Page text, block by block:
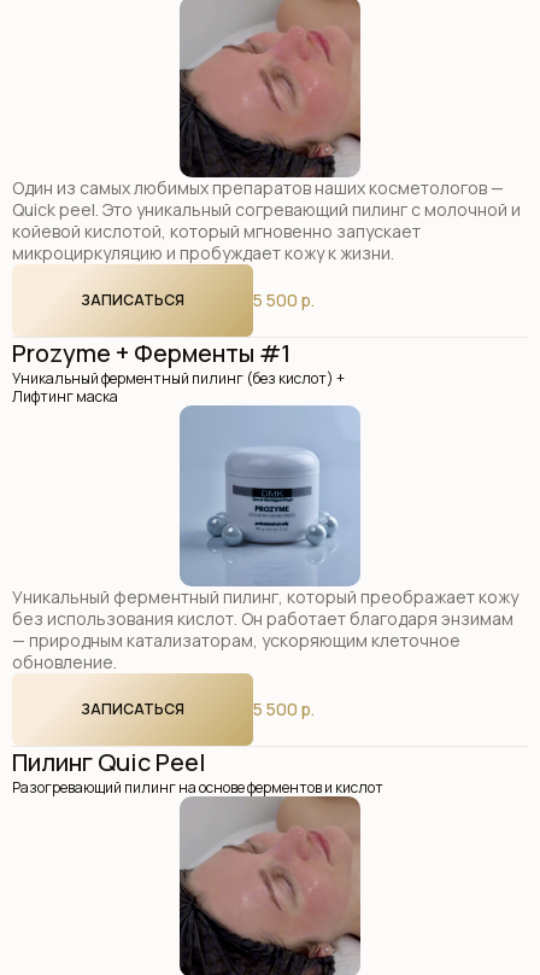
Один из самых любимых препаратов наших косметологов —
Quick peel. Это уникальный согревающий пилинг с молочной и
койевой кислотой, который мгновенно запускает
микроциркуляцию и пробуждает кожу к жизни.
5 500 р.
ЗАПИСАТЬСЯ
Prozyme + Ферменты #1
Уникальный ферментный пилинг (без кислот) +
Лифтинг маска
Уникальный ферментный пилинг, который преображает кожу
без использования кислот. Он работает благодаря энзимам
— природным катализаторам, ускоряющим клеточное
обновление.
5 500 р.
ЗАПИСАТЬСЯ
Пилинг Quic Peel
Разогревающий пилинг на основе ферментов и кислот